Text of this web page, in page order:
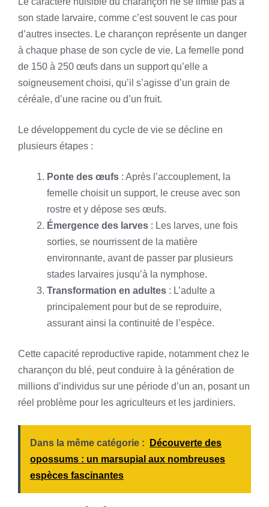
son stade larvaire, comme c’est souvent le cas pour
d’autres insectes. Le charançon représente un danger
à chaque phase de son cycle de vie. La femelle pond
de 150 à 250 œufs dans un support qu’elle a
soigneusement choisi, qu’il s’agisse d’un grain de
céréale, d’une racine ou d’un fruit.
Le développement du cycle de vie se décline en
plusieurs étapes :
Ponte des œufs : Après l’accouplement, la
femelle choisit un support, le creuse avec son
rostre et y dépose ses œufs.
Émergence des larves : Les larves, une fois
sorties, se nourrissent de la matière
environnante, avant de passer par plusieurs
stades larvaires jusqu’à la nymphose.
Transformation en adultes : L’adulte a
principalement pour but de se reproduire,
assurant ainsi la continuité de l’espèce.
Cette capacité reproductive rapide, notamment chez le
charançon du blé, peut conduire à la génération de
millions d’individus sur une période d’un an, posant un
réel problème pour les agriculteurs et les jardiniers.
Dans la même catégorie :
Découverte des
opossums : un marsupial aux nombreuses
espèces fascinantes